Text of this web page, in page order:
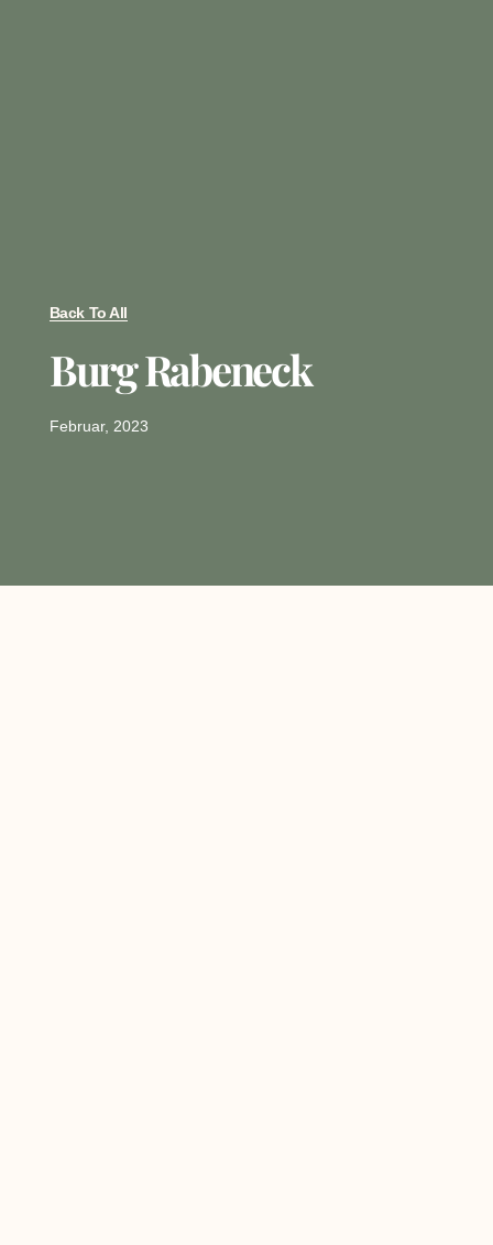
Back To All
Burg Rabeneck
Februar, 2023